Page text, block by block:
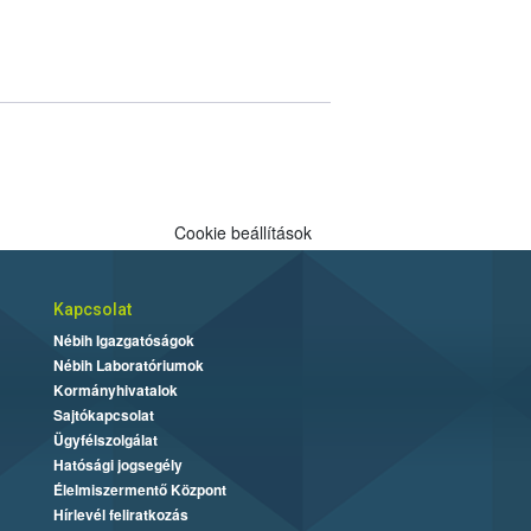
Cookie beállítások
Kapcsolat
Nébih Igazgatóságok
Nébih Laboratóriumok
Kormányhivatalok
Sajtókapcsolat
Ügyfélszolgálat
Hatósági jogsegély
Élelmiszermentő Központ
Hírlevél feliratkozás